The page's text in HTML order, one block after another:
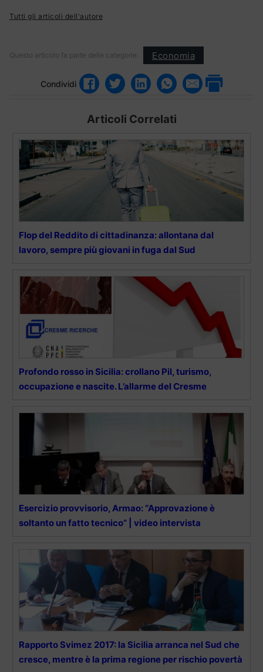
Tutti gli articoli dell'autore
Questo articolo fa parte delle categorie: Economia
Condividi
Articoli Correlati
Flop del Reddito di cittadinanza: allontana dal
lavoro, sempre più giovani in fuga dal Sud
Profondo rosso in Sicilia: crollano Pil, turismo,
occupazione e nascite. L’allarme del Cresme
Esercizio provvisorio, Armao: “Approvazione è
soltanto un fatto tecnico” | video intervista
Rapporto Svimez 2017: la Sicilia arranca nel Sud che
cresce, mentre è la prima regione per rischio povertà